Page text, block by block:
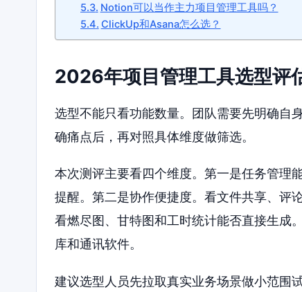
Notion可以当作主力项目管理工具吗？
ClickUp和Asana怎么选？
2026年项目管理工具选型评
选型不能只看功能数量。团队需要先明确自
确痛点后，再对照具体维度做筛选。
本次测评主要看四个维度。第一是任务管理
提醒。第二是协作便捷度。看文件共享、评
看燃尽图、甘特图和工时统计能否直接生成
库和通讯软件。
建议选型人员先拉取真实业务场景做小范围